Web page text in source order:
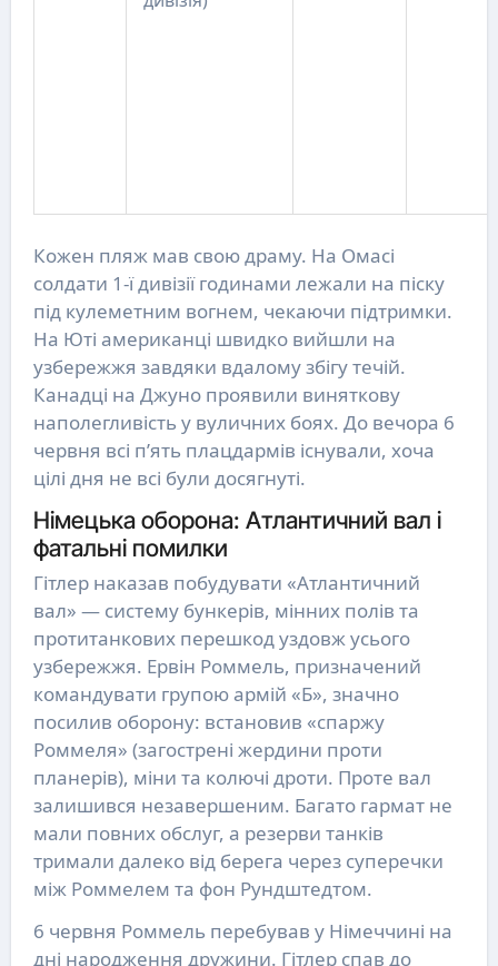
Кожен пляж мав свою драму. На Омасі
солдати 1-ї дивізії годинами лежали на піску
під кулеметним вогнем, чекаючи підтримки.
На Юті американці швидко вийшли на
узбережжя завдяки вдалому збігу течій.
Канадці на Джуно проявили виняткову
наполегливість у вуличних боях. До вечора 6
червня всі п’ять плацдармів існували, хоча
цілі дня не всі були досягнуті.
Німецька оборона: Атлантичний вал і
фатальні помилки
Гітлер наказав побудувати «Атлантичний
вал» — систему бункерів, мінних полів та
протитанкових перешкод уздовж усього
узбережжя. Ервін Роммель, призначений
командувати групою армій «Б», значно
посилив оборону: встановив «спаржу
Роммеля» (загострені жердини проти
планерів), міни та колючі дроти. Проте вал
залишився незавершеним. Багато гармат не
мали повних обслуг, а резерви танків
тримали далеко від берега через суперечки
між Роммелем та фон Рундштедтом.
6 червня Роммель перебував у Німеччині на
дні народження дружини. Гітлер спав до